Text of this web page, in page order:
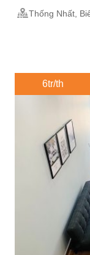
Thống Nhất,
6tr/th